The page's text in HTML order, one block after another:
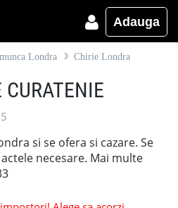
Adauga
Londra Chirie Londra
si se ofera si cazare. Se
necesare. Mai multe